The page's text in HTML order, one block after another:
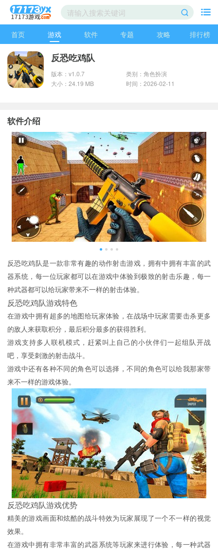
首页 游戏 软件 专题 攻略 排行榜
反恐吃鸡队
版本：v1.0.7
类别：角色扮演
大小：24.19 MB
时间：2026-02-11
软件介绍
反恐吃鸡队是一款非常有趣的动作射击游戏，拥有中拥有丰富的武
器系统，每一位玩家都可以在游戏中体验到极致的射击乐趣，每一
种武器都可以给玩家带来不一样的射击体验。
反恐吃鸡队游戏特色
在游戏中拥有超多的地图给玩家体验，在战场中玩家需要击杀更多
的敌人来获取积分，最后积分最多的获得胜利。
游戏支持多人联机模式，赶紧叫上自己的小伙伴们一起组队开战
吧，享受刺激的射击战斗。
游戏中还有各种不同的角色可以选择，不同的角色可以给我那家带
来不一样的游戏体验。
反恐吃鸡队游戏优势
精美的游戏画面和炫酷的战斗特效为玩家展现了一个不一样的视觉
效果。
在游戏中拥有非常丰富的武器系统等玩家来进行体验，每一种武器